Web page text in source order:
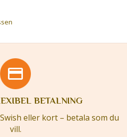
BETALNING
eller kort – betala som du
vill.